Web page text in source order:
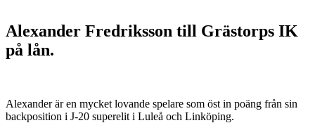
Alexander Fredriksson till Grästorps IK
på lån.
Alexander är en mycket lovande spelare som öst in poäng från sin
backposition i J-20 superelit i Luleå och Linköping.